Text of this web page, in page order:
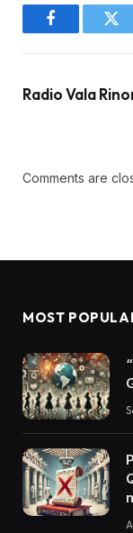
Facebook
Radio Vala
Comments are
MOST